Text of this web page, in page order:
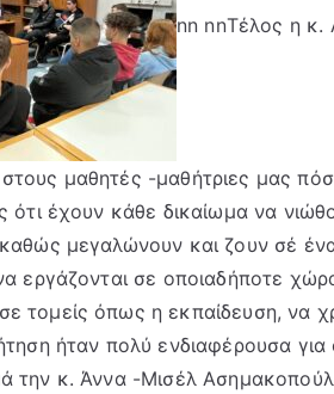
nn nnΤέλος η
μαθητές -μαθήτριες μας
ότι έχουν κάθε δικαίωμα να
καθώς μεγαλώνουν και ζουν σέ
εργάζονται σε οποιαδήποτε
τομείς όπως η εκπαίδευση, να
ήταν πολύ ενδιαφέρουσα
την κ. Άννα -Μισέλ